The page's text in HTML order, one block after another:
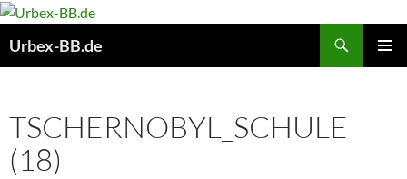
Urbex-BB.de
TSCHERNOBYL_SCHULE
(18)